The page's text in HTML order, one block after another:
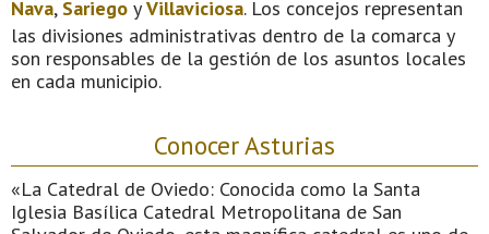
Nava, Sariego yVillaviciosa. Los concejos representan
las divisiones administrativas dentro de la comarca y
son responsables de la gestión de los asuntos locales
en cada municipio.
Conocer Asturias
«La Catedral de Oviedo: Conocida como la Santa
Iglesia Basílica Catedral Metropolitana de San